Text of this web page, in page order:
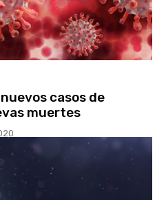
casos de
muertes